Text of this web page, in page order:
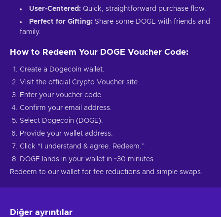
User-Centered: Quick, straightforward purchase flow.
Perfect for Gifting: Share some DOGE with friends and
family.
How to Redeem Your DOGE Voucher Code:
Create a Dogecoin wallet.
Visit the official Crypto Voucher site.
Enter your voucher code.
Confirm your email address.
Select Dogecoin (DOGE).
Provide your wallet address.
Click “I understand & agree. Redeem.”
DOGE lands in your wallet in ~30 minutes.
Redeem to our wallet for fee reductions and simple swaps.
Diğer ayrıntılar